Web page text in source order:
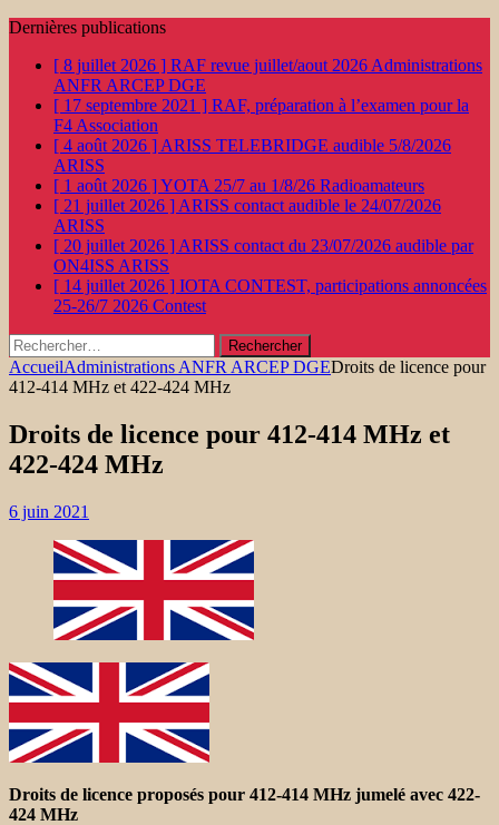
Dernières publications
[ 8 juillet 2026 ] RAF revue juillet/aout 2026 Administrations
ANFR ARCEP DGE
[ 17 septembre 2021 ] RAF, préparation à l’examen pour la
F4 Association
[ 4 août 2026 ] ARISS TELEBRIDGE audible 5/8/2026
ARISS
[ 1 août 2026 ]YOTA 25/7 au 1/8/26 Radioamateurs
[ 21 juillet 2026 ] ARISS contact audible le 24/07/2026
ARISS
[ 20 juillet 2026 ] ARISS contact du 23/07/2026 audible par
ON4ISS ARISS
[ 14 juillet 2026 ] IOTA CONTEST, participations annoncées
25-26/7 2026 Contest
Rechercher :
AccueilAdministrations ANFR ARCEP DGEDroits de licence pour
412-414 MHz et 422-424 MHz
Droits de licence pour 412-414 MHz et
422-424 MHz
6 juin 2021
Droits de licence proposés pour 412-414 MHz jumelé avec 422-
424 MHz